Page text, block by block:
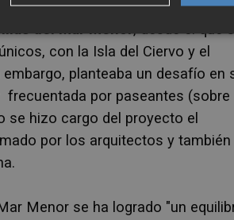
con la Isla del Ciervo y el
planteaba un desafío en
frecuentada por paseantes (sobre
se hizo cargo del proyecto el
por los arquitectos y también
Menor se ha logrado "un